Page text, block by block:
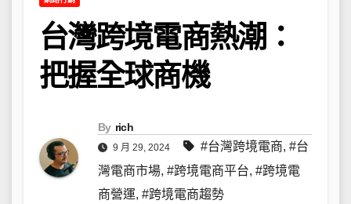
台灣跨境電商熱潮：
把握全球商機
By rich
9 月 29, 2024 #台灣跨境電商, #台
灣電商市場, #跨境電商平台, #跨境電
商營運, #跨境電商趨勢